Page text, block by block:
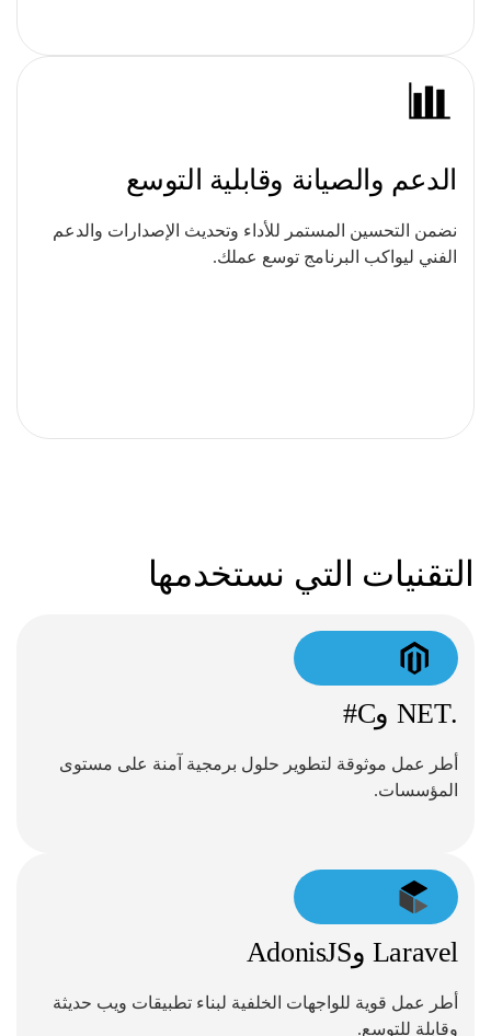
الدعم والصيانة وقابلية التوسع
نضمن التحسين المستمر للأداء وتحديث الإصدارات والدعم
الفني ليواكب البرنامج توسع عملك.
التقنيات التي نستخدمها
.NET وC#
أطر عمل موثوقة لتطوير حلول برمجية آمنة على مستوى
المؤسسات.
Laravel وAdonisJS
أطر عمل قوية للواجهات الخلفية لبناء تطبيقات ويب حديثة
وقابلة للتوسع.